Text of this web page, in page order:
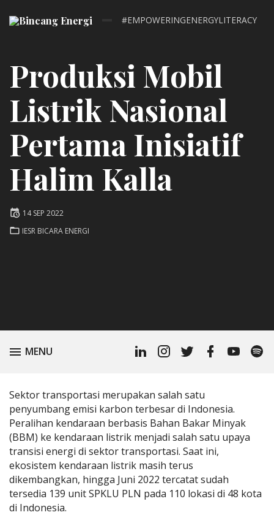
#EMPOWERINGENERGYLITERACY
LinkedinInstagramTwitterFacebookYoutube
Produksi Mobil
Listrik Nasional
Pertama Inisiatif
Halim Kalla
Posted
on
14 SEP 2022
POSTED
IESR BICARA ENERGI
TOGGLE
MENU
Sektor transportasi merupakan salah satu
penyumbang emisi karbon terbesar di Indonesia.
Peralihan kendaraan berbasis Bahan Bakar Minyak
(BBM) ke kendaraan listrik menjadi salah satu upaya
transisi energi di sektor transportasi. Saat ini,
ekosistem kendaraan listrik masih terus
dikembangkan, hingga Juni 2022 tercatat sudah
tersedia 139 unit SPKLU PLN pada 110 lokasi di 48 kota
di Indonesia.